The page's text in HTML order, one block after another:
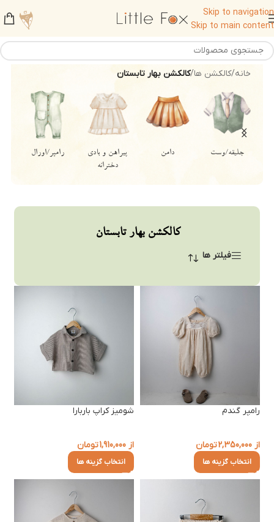
Skip to navigation
Skip to main content
خانه/کالکشن ها/کالکشن بهار تابستان
جلیقه/وست دامن
پیراهن و بادی
دخترانه
رامپر/اورال
کالکشن بهار تابستان
فیلتر ها
رامپر گندم
از2,350,000تومان
انتخاب گزینه ها
شومیز کراپ باربارا
از 1,910,000تومان
انتخاب گزینه ها